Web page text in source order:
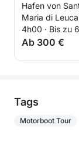
Adriatische
Meraviglia
Hafen von
Maria di
4h00 · Bis zu
Ab 300 €
Tags
Motorboot Tour